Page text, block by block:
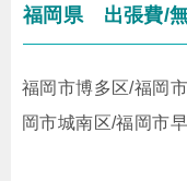
福岡県 出張費/
福岡市博多区/福岡
岡市城南区/福岡市